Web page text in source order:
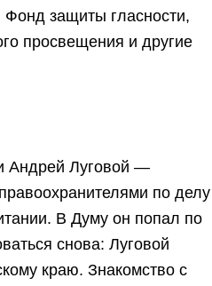
защиты гласности,
просвещения и другие
Андрей Луговой —
по делу
В Думу он попал по
снова: Луговой
краю. Знакомство с